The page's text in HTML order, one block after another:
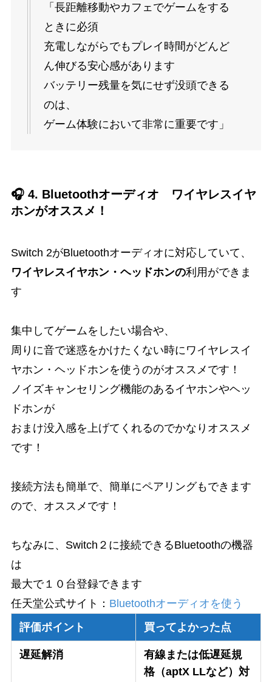
「長距離移動やカフェでゲームをする
ときに必須
充電しながらでもプレイ時間がどんど
ん伸びる安心感があります
バッテリー残量を気にせず没頭できる
のは、
ゲーム体験において非常に重要です」
🎧 4. Bluetoothオーディオ ワイヤレスイヤ
ホンがオススメ！
Switch 2がBluetoothオーディオに対応していて、
ワイヤレスイヤホン・ヘッドホンの利用ができま
す
集中してゲームをしたい場合や、
周りに音で迷惑をかけたくない時にワイヤレスイ
ヤホン・ヘッドホンを使うのがオススメです！
ノイズキャンセリング機能のあるイヤホンやヘッ
ドホンが
おまけ没入感を上げてくれるのでかなりオススメ
です！
接続方法も簡単で、簡単にペアリングもできます
ので、オススメです！
ちなみに、Switch２に接続できるBluetoothの機器
は
最大で１０台登録できます
任天堂公式サイト： Bluetoothオーディオを使う
評価ポイント
買ってよかった点
遅延解消
有線または低遅延規
格（aptX LLなど）対